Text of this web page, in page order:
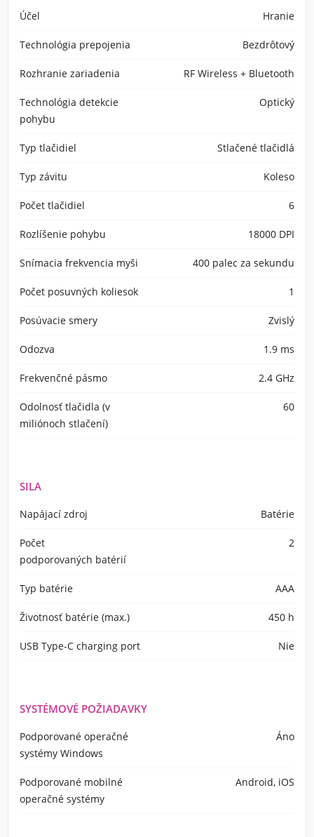
Účel Hranie
Technológia prepojenia Bezdrôtový
Rozhranie zariadenia RF Wireless + Bluetooth
Technológia detekcie
pohybu
Optický
Typ tlačidiel Stlačené tlačidlá
Typ závitu Koleso
Počet tlačidiel 6
Rozlíšenie pohybu 18000 DPI
Snímacia frekvencia myši 400 palec za sekundu
Počet posuvných koliesok 1
Posúvacie smery Zvislý
Odozva 1.9 ms
Frekvenčné pásmo 2.4 GHz
Odolnosť tlačidla (v
miliónoch stlačení)
60
SILA
Napájací zdroj Batérie
Počet
podporovaných batérií
2
Typ batérie AAA
Životnosť batérie (max.) 450 h
USB Type-C charging port Nie
SYSTÉMOVÉ POŽIADAVKY
Podporované operačné
systémy Windows
Áno
Podporované mobilné
operačné systémy
Android, iOS